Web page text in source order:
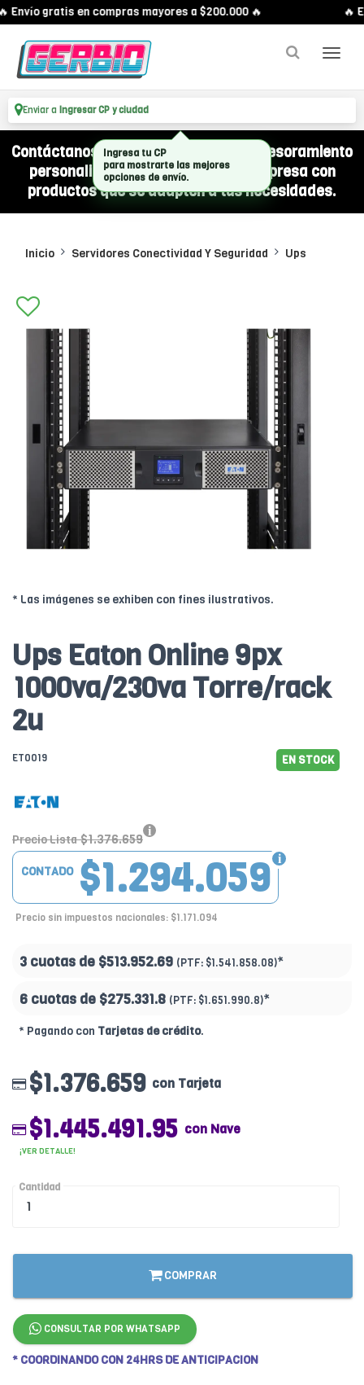
Envío gratis en compras mayores a $200.000 🔥 🔥
Enviar a Ingresar CP y ciudad
Contáctanos por WhatsApp y recibí asesoramiento
personalizado para equipar a tu empresa con
productos que se adapten a tus necesidades.
Inicio Servidores Conectividad Y Seguridad Ups
* Las imágenes se exhiben con fines ilustrativos.
Ups Eaton Online 9px
1000va/230va Torre/rack
2u
ET0019 EN STOCK
Precio Lista $1.376.659
$1.294.059
CONTADO
Precio sin impuestos nacionales: $1.171.094
3 cuotas de $513.952.69 (PTF: $1.541.858.08)*
6 cuotas de $275.331.8 (PTF: $1.651.990.8)*
* Pagando con Tarjetas de crédito.
$1.376.659 con Tarjeta
$1.445.491.95 con Nave
¡VER DETALLE!
Cantidad
COMPRAR
CONSULTAR POR WHATSAPP
* COORDINANDO CON 24HRS DE ANTICIPACION
Ingresa tu CP
para mostrarte las mejores
opciones de envío.